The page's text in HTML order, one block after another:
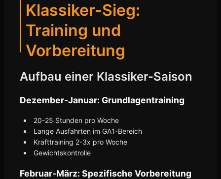
Klassiker-Sieg:
Training und
Vorbereitung
Aufbau einer Klassiker-Saison
Dezember-Januar: Grundlagentraining
20-25 Stunden pro Woche
Lange Ausfahrten im GA1-Bereich
Krafttraining 2-3x pro Woche
Gewichtskontrolle
Februar-März: Spezifische Vorbereitung